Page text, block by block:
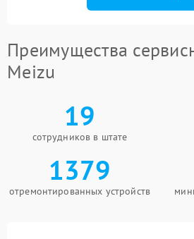
Преимущества
Meizu
19
сотрудников в штате
1379
отремонтированных устройств